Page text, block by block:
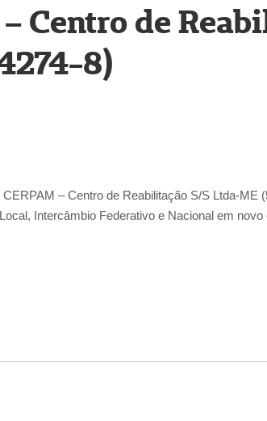
Centro de
8)
CERPAM – Centro de Reabilitação S/S Ltda-ME
Intercâmbio Federativo e Nacional em novo